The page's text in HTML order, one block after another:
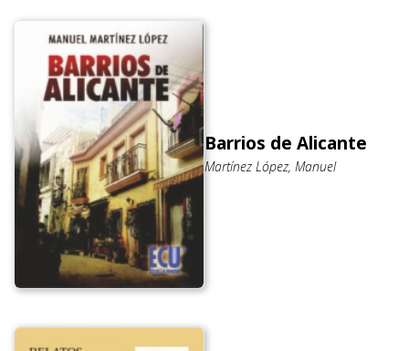
Barrios de Alicante
Martínez López, Manuel